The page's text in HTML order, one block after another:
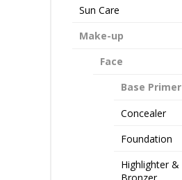
Sun Care
Make-up
Face
Base Primer
Concealer
Foundation
Highlighter &